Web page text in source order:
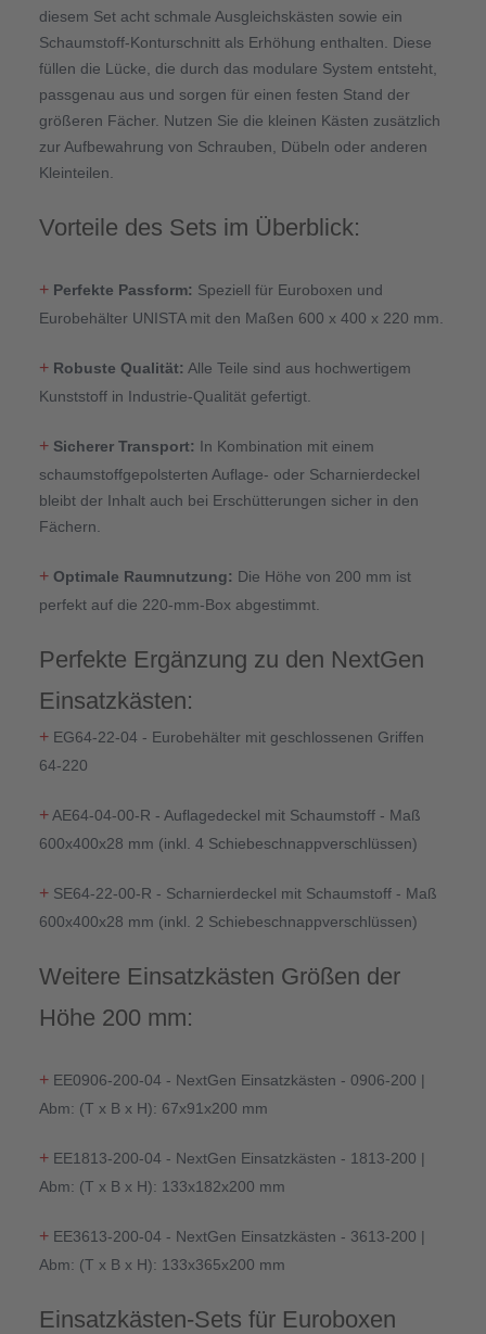
diesem Set acht schmale Ausgleichskästen sowie ein
Schaumstoff-Konturschnitt als Erhöhung enthalten. Diese
füllen die Lücke, die durch das modulare System entsteht,
passgenau aus und sorgen für einen festen Stand der
größeren Fächer. Nutzen Sie die kleinen Kästen zusätzlich
zur Aufbewahrung von Schrauben, Dübeln oder anderen
Kleinteilen.
Vorteile des Sets im Überblick:
+ Perfekte Passform: Speziell für Euroboxen und
Eurobehälter UNISTA mit den Maßen 600 x 400 x 220 mm.
+ Robuste Qualität: Alle Teile sind aus hochwertigem
Kunststoff in Industrie-Qualität gefertigt.
+ Sicherer Transport: In Kombination mit einem
schaumstoffgepolsterten Auflage- oder Scharnierdeckel
bleibt der Inhalt auch bei Erschütterungen sicher in den
Fächern.
+ Optimale Raumnutzung: Die Höhe von 200 mm ist
perfekt auf die 220-mm-Box abgestimmt.
Perfekte Ergänzung zu den NextGen
Einsatzkästen:
+EG64-22-04 - Eurobehälter mit geschlossenen Griffen
64-220
+AE64-04-00-R - Auflagedeckel mit Schaumstoff - Maß
600x400x28 mm (inkl. 4 Schiebeschnappverschlüssen)
+SE64-22-00-R - Scharnierdeckel mit Schaumstoff - Maß
600x400x28 mm (inkl. 2 Schiebeschnappverschlüssen)
Weitere Einsatzkästen Größen der
Höhe 200 mm:
+EE0906-200-04 - NextGen Einsatzkästen - 0906-200 |
Abm: (T x B x H): 67x91x200 mm
+EE1813-200-04 - NextGen Einsatzkästen - 1813-200 |
Abm: (T x B x H): 133x182x200 mm
+EE3613-200-04 - NextGen Einsatzkästen - 3613-200 |
Abm: (T x B x H): 133x365x200 mm
Einsatzkästen-Sets für Euroboxen